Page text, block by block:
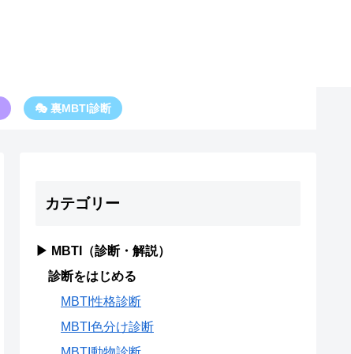
🎭 裏MBTI診断
カテゴリー
▶ MBTI（診断・解説）
診断をはじめる
MBTI性格診断
MBTI色分け診断